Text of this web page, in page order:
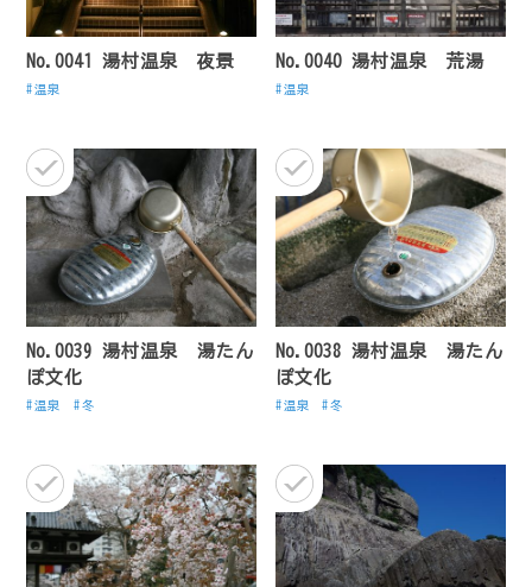
No.0041 湯村温泉 夜景
温泉
No.0040 湯村温泉 荒湯
温泉
No.0039 湯村温泉 湯たん
ぽ文化
温泉 冬
No.0038 湯村温泉 湯たん
ぽ文化
温泉 冬